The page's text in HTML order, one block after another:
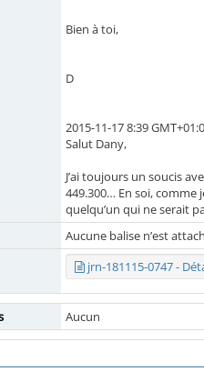
Bien à toi,
D
2015-11-17 8:39
Salut Dany,
J’ai toujours un soucis
449.300… En soi, comme
quelqu’un qui ne serait
Aucune balise n’est
jrn-181115-0747 -
Aucun